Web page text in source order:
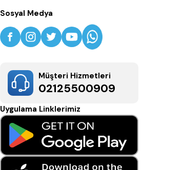
Sosyal Medya
Müşteri Hizmetleri
02125500909
Uygulama Linklerimiz